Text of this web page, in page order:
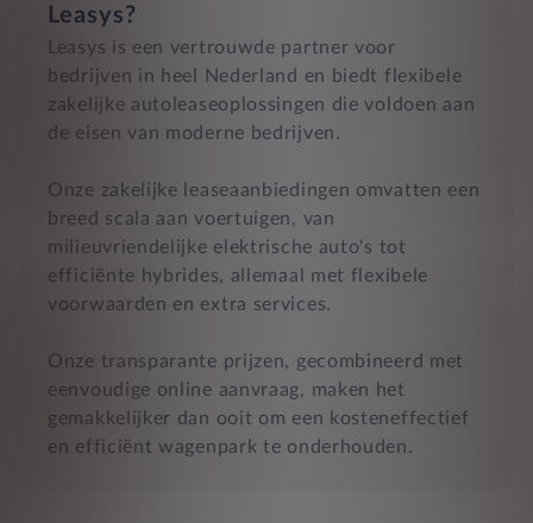
Leasys?
Leasys is een vertrouwde partner voor
bedrijven in heel Nederland en biedt flexibele
zakelijke autoleaseoplossingen die voldoen aan
de eisen van moderne bedrijven.
Onze zakelijke leaseaanbiedingen omvatten een
breed scala aan voertuigen, van
milieuvriendelijke elektrische auto's tot
efficiënte hybrides, allemaal met flexibele
voorwaarden en extra services.
Onze transparante prijzen, gecombineerd met
eenvoudige online aanvraag, maken het
gemakkelijker dan ooit om een kosteneffectief
en efficiënt wagenpark te onderhouden.